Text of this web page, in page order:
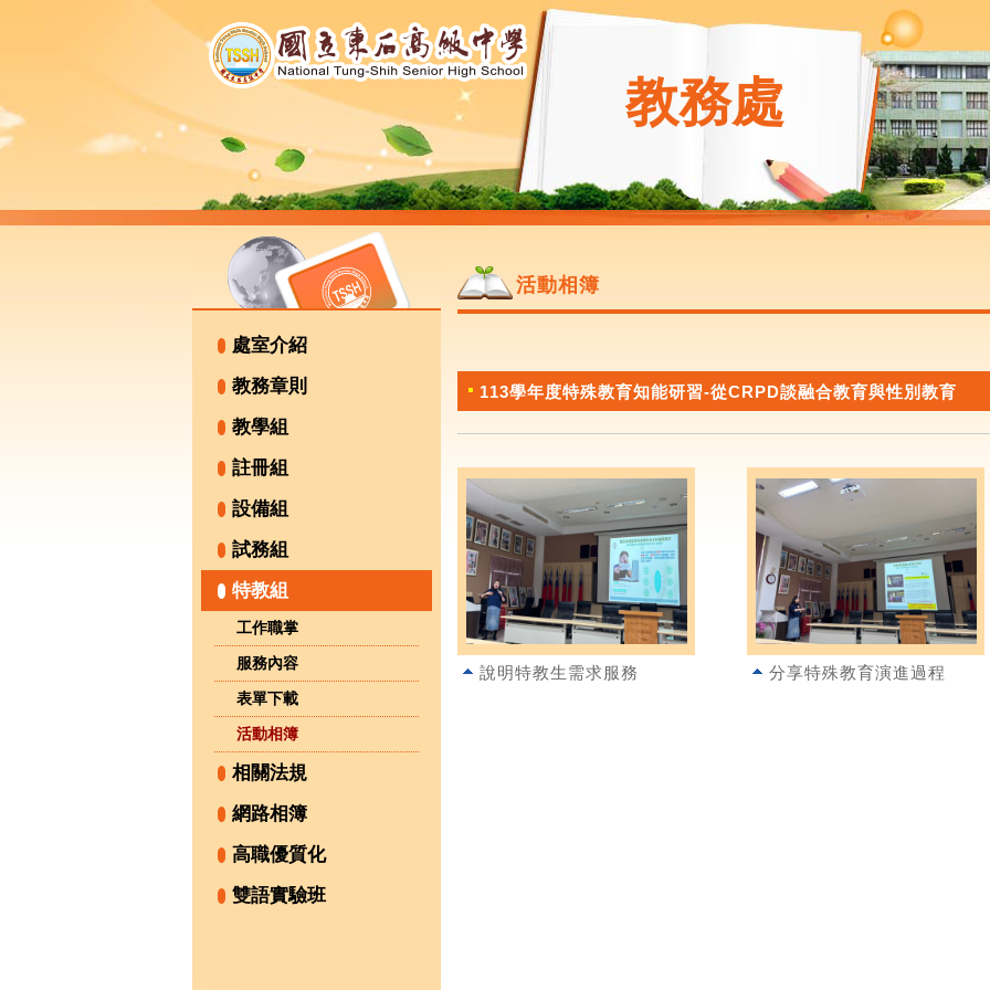
教務處
處室介紹
教務章則
教學組
註冊組
設備組
試務組
特教組
工作職掌
服務內容
表單下載
活動相簿
相關法規
網路相簿
高職優質化
雙語實驗班
活動相簿
113學年度特殊教育知能研習-從CRPD談融合教育與性別教育
說明特教生需求服務 分享特殊教育演進過程